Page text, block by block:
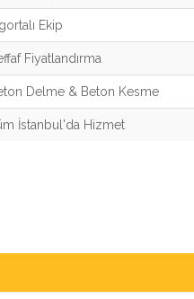
Ekip
Fiyatlandırma
Delme & Beton Kesme
İstanbul'da Hizmet